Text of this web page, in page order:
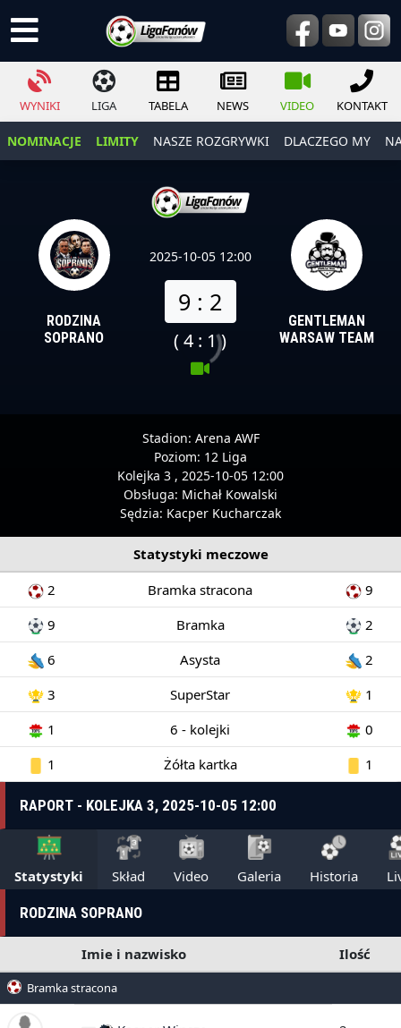
WYNIKI LIGA TABELA NEWS VIDEO KONTAKT
NOMINACJE LIMITY NASZE ROZGRYWKI DLACZEGO MY
RODZINA
SOPRANO
2025-10-05 12:00
9 : 2
( 4 : 1 )
GENTLEMAN
WARSAW TEAM
Stadion: Arena AWF
Poziom: 12 Liga
Kolejka 3 , 2025-10-05 12:00
Obsługa: Michał Kowalski
Sędzia: Kacper Kucharczak
Statystyki meczowe
2
Bramka stracona
9
9
Bramka
2
6
Asysta
2
3
SuperStar
1
1
6 - kolejki
0
1
Żółta kartka 1
RAPORT - KOLEJKA 3, 2025-10-05 12:00
Statystyki Skład Video Galeria Historia
RODZINA SOPRANO
Imie i nazwisko Ilość
Bramka stracona